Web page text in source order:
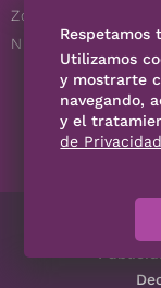
Zoociales
Nuevos Queretanos
Respetamos
Utilizamos
y mostrarte
navegando,
y el
de Privacidad